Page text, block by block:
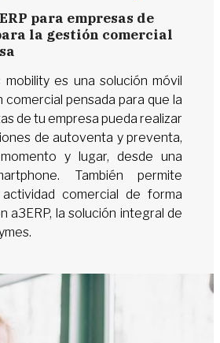
para empresas de
la gestión comercial
mobility es una solución móvil
comercial pensada para que la
de tu empresa pueda realizar
de autoventa y preventa,
y lugar, desde una
También permite
comercial de forma
a3ERP, la solución integral de